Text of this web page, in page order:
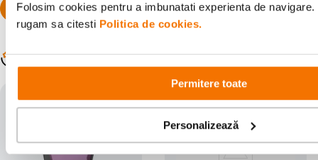
Folosim cookies pentru a imbunatati experienta de
rugam sa citesti Politica de cookies.
Permitere toate
Personalizează
Populare în aceeași categorie